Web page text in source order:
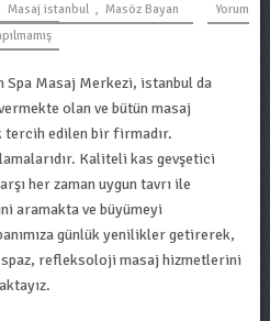
Masaj istanbul , Masöz Bayan
Yorum
Spa Masaj Merkezi, istanbul da
olan ve bütün masaj
tercih edilen bir firmadır.
Kaliteli kas gevşetici
her zaman uygun tavrı ile
aramakta ve büyümeyi
günlük yenilikler getirerek,
refleksoloji masaj hizmetlerini